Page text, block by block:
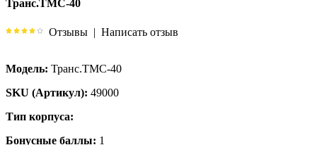
Транс.ТМС-40
Отзывы | Написать отзыв
Модель: Транс.ТМС-40
SKU (Артикул): 49000
Тип корпуса:
Бонусные баллы: 1